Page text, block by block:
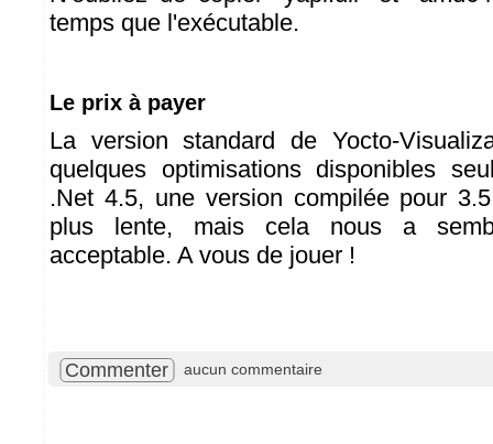
temps que l'exécutable.
Le prix à payer
La version standard de Yocto-
quelques optimisations disponibles
.Net 4.5, une version compilée pour
plus lente, mais cela nous a
acceptable. A vous de jouer !
Commenter aucun commentaire